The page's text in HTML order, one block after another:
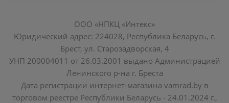
ООО «НПКЦ «Интекс»
Юридический адрес: 224028, Республика Беларусь, г.
Брест, ул. Старозадворская, 4
УНП 200004011 от 26.03.2001 выдано Администрацией
Ленинского р-на г. Бреста
Дата регистрации интернет-магазина vamrad.by в
торговом реестре Республики Беларусь - 24.01.2024 г.,